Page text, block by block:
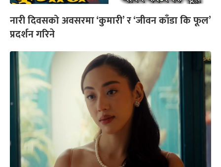
नारी दिवसको अवसरमा ‘कुमारी’ र ‘जीवन काँडा कि फूल’
प्रदर्शन गरिने